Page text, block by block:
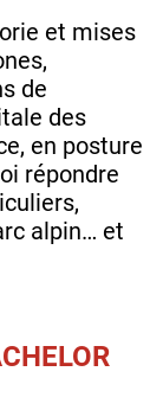
et mises
de
des
en posture
répondre
alpin… et